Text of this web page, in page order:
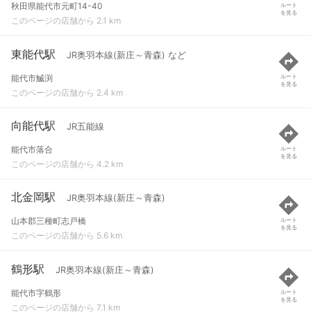
秋田県能代市元町14-40
このページの店舗から 2.1 km
ルート
を見る
東能代駅 JR奥羽本線(新庄～青森) など
能代市鰄渕
このページの店舗から 2.4 km
ルート
を見る
向能代駅 JR五能線
能代市落合
このページの店舗から 4.2 km
ルート
を見る
北金岡駅 JR奥羽本線(新庄～青森)
山本郡三種町志戸橋
このページの店舗から 5.6 km
ルート
を見る
鶴形駅 JR奥羽本線(新庄～青森)
能代市字鶴形
このページの店舗から 7.1 km
ルート
を見る